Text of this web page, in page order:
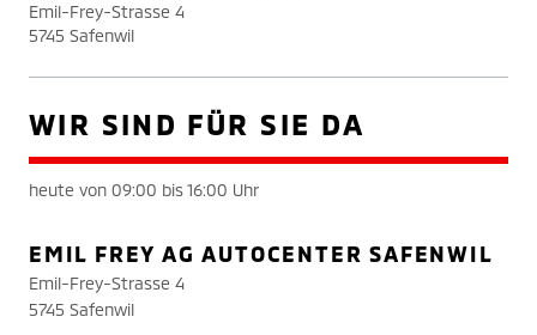
Emil-Frey-Strasse 4
5745 Safenwil
WIR SIND FÜR SIE DA
heute von 09:00 bis 16:00 Uhr
EMIL FREY AG AUTOCENTER SAFENWIL
Emil-Frey-Strasse 4
5745 Safenwil